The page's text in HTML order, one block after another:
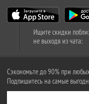
Ищите скидки
не выходя из чата:
Сэкономьте до 90% при
Подпишитесь на самые